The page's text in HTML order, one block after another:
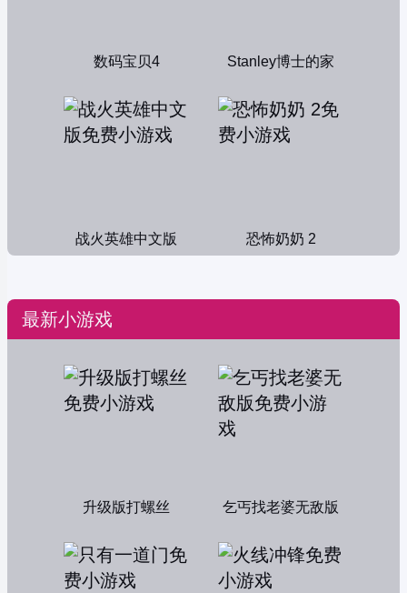
数码宝贝4 Stanley博士的家
战火英雄中文版 恐怖奶奶 2
最新小游戏
升级版打螺丝 乞丐找老婆无敌版